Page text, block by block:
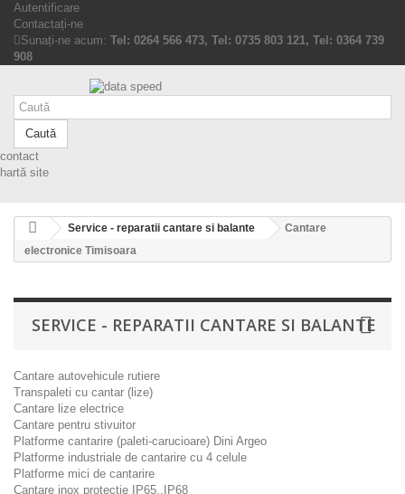
Autentificare
Contactați-ne
Sunați-ne acum: Tel: 0264 566 473, Tel: 0735 803 121, Tel: 0364 739
908
Caută
contact
hartă site
Service - reparatii cantare si balante
Cantare
electronice Timisoara
SERVICE - REPARATII CANTARE SI BALANTE
Cantare autovehicule rutiere
Transpaleti cu cantar (lize)
Cantare lize electrice
Cantare pentru stivuitor
Platforme cantarire (paleti-carucioare) Dini Argeo
Platforme industriale de cantarire cu 4 celule
Platforme mici de cantarire
Cantare inox protectie IP65..IP68